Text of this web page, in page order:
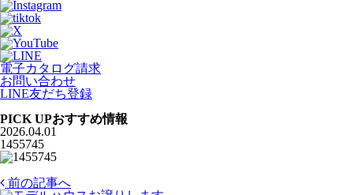
電子カタログ請求
お問い合わせ
LINE友だち登録
PICK UPおすすめ情報
2026.04.01
1455745
前の記事へ